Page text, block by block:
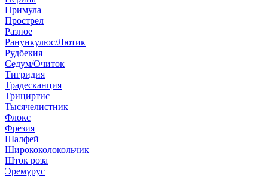
Примула
Прострел
Разное
Ранункулюс/Лютик
Рудбекия
Седум/Очиток
Тигридия
Традесканция
Трициртис
Тысячелистник
Флокс
Фрезия
Шалфей
Ширококолокольчик
Шток роза
Эремурус